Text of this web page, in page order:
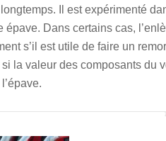
Il est expérimenté
épave. Dans certains cas,
s’il est utile de faire un
la valeur des composants du